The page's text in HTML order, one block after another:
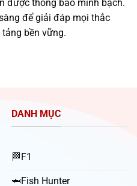
được thông báo minh bạch.
để giải đáp mọi thắc
bền vững.
DANH MỤC
🏁F1
🦈Fish Hunter